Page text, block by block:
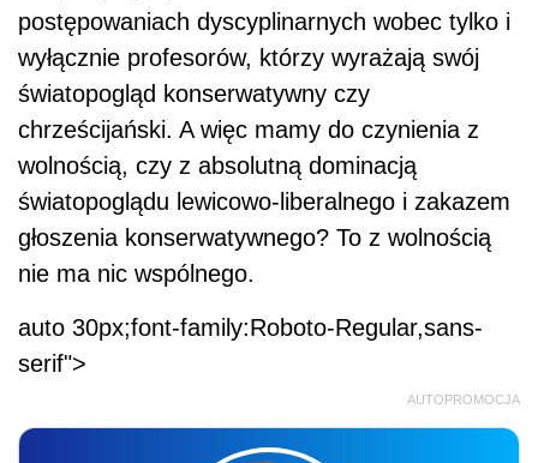
postępowaniach dyscyplinarnych wobec tylko i
wyłącznie profesorów, którzy wyrażają swój
światopogląd konserwatywny czy
chrześcijański. A więc mamy do czynienia z
wolnością, czy z absolutną dominacją
światopoglądu lewicowo-liberalnego i zakazem
głoszenia konserwatywnego? To z wolnością
nie ma nic wspólnego.
auto 30px;font-family:Roboto-Regular,sans-
serif">
AUTOPROMOCJA